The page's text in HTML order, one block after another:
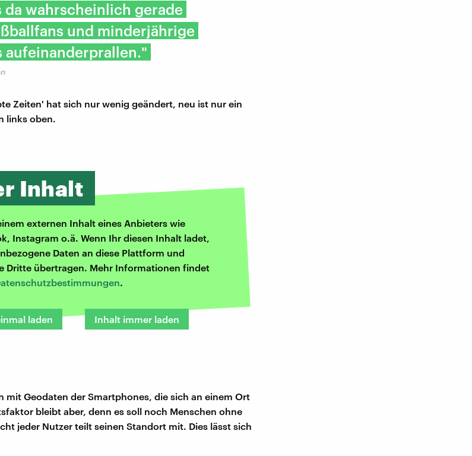
da wahrscheinlich gerade
und minderjährige
aufeinanderprallen."
Zeiten' hat sich nur wenig geändert, neu ist nur ein
links oben.
Inhalt
externen Inhalt eines Anbieters wie
Instagram o.ä. Wenn Ihr diesen Inhalt ladet,
Daten an diese Plattform und
Dritte übertragen. Mehr Informationen findet
.
laden Inhalt immer laden
mit Geodaten der Smartphones, die sich an einem Ort
bleibt aber, denn es soll noch Menschen ohne
jeder Nutzer teilt seinen Standort mit. Dies lässt sich